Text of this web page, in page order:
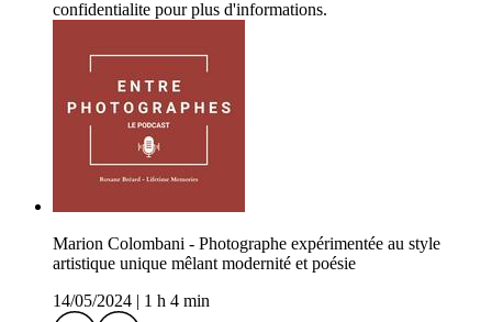
confidentialite pour plus d'informations.
Marion Colombani - Photographe expérimentée au style
artistique unique mêlant modernité et poésie
14/05/2024
1 h 4 min